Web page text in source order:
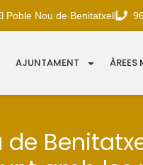
Poble Nou de Benitatxell
AJUNTAMENT ÀREES
de